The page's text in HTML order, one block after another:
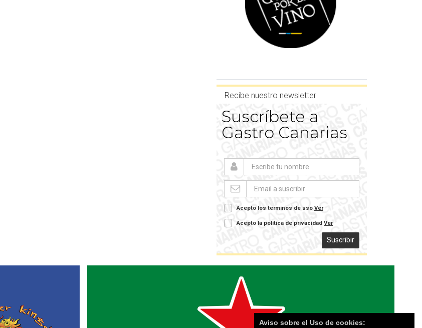
Recibe nuestro newsletter
Suscríbete a
Gastro Canarias
Acepto los terminos de uso Ver
Acepto la política de privacidad Ver
Suscribir
Aviso sobre el Uso de cookies: